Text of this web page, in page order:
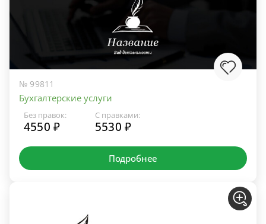
№ 99811
Бухгалтерские услуги
Без правок:
4550 ₽
С правками:
5530 ₽
Подробнее